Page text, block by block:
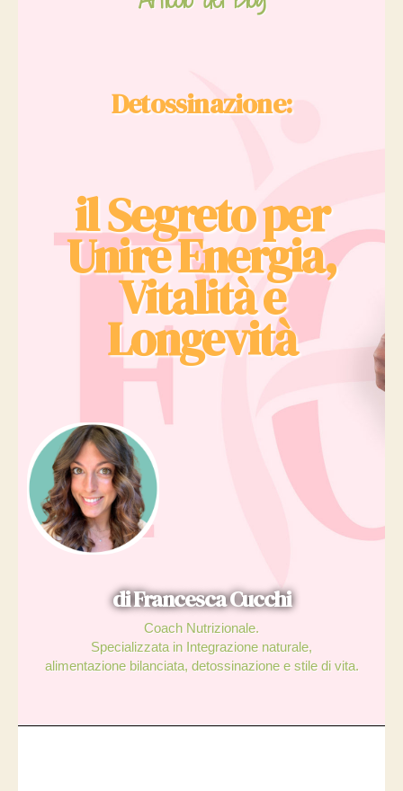
Detossinazione:
il Segreto per
Unire Energia,
Vitalità e
Longevità
di Francesca Cucchi
Coach Nutrizionale.
Specializzata in Integrazione naturale,
alimentazione bilanciata, detossinazione e stile di vita.